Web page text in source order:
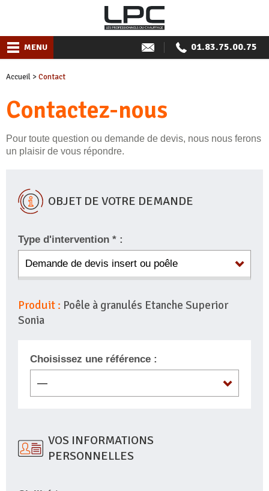
MENU 01.83.75.00.75
Accueil >Contact
Contactez-nous
Pour toute question ou demande de devis, nous nous ferons
un plaisir de vous répondre.
OBJET DE VOTRE DEMANDE
Type d'intervention * :
Produit : Poêle à granulés Etanche Superior
Sonia
Choisissez une référence :
VOS INFORMATIONS
PERSONNELLES